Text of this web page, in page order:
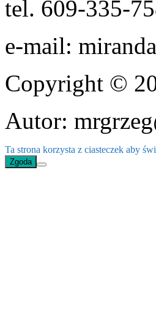
tel. 609-335-
e-mail:
Copyright ©
Autor:
Ta strona korzysta z ciasteczek aby
Zgoda